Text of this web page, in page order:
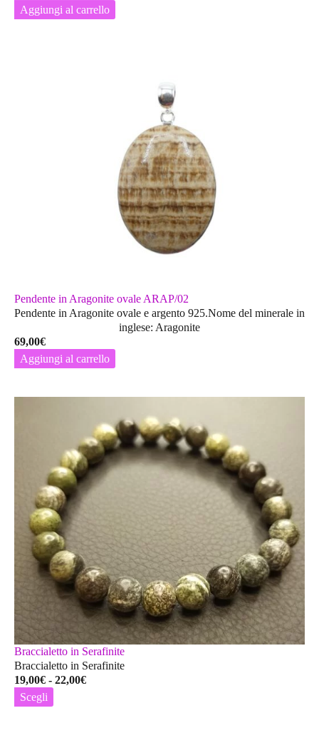
Aggiungi al carrello
Pendente in Aragonite ovale ARAP/02
Pendente in Aragonite ovale e argento 925.Nome del minerale in
inglese: Aragonite
69,00€
Aggiungi al carrello
Braccialetto in Serafinite
Braccialetto in Serafinite
19,00€ - 22,00€Fascia
Scegli